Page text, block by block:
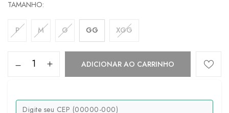
TAMANHO
P M G GG XGG
ADICIONAR AO CARRINHO